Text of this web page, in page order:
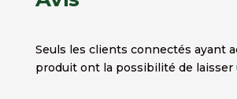
Seuls les clients connectés ayant
produit ont la possibilité de laisser